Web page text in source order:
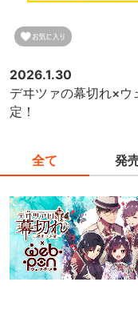
2026.1.30
デヰツァの幕切れ×
定！
全て 発